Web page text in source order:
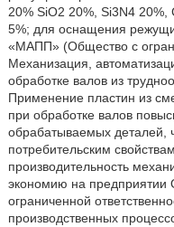
20% SiO2 20%, Si3N4
5%; для оснащения
«МАПП» (Общество с
Механизация,
обработке валов из
Применение пластин из
при обработке валов
обрабатываемых деталей,
потребительским
производительность
экономию на
ограниченной
производственных